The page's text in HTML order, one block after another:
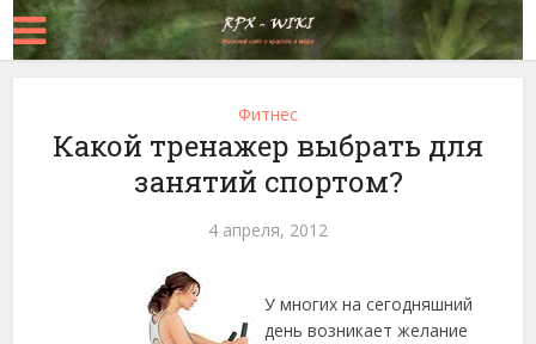
Фитнес
Какой тренажер выбрать для
занятий спортом?
4 апреля, 2012
У многих на сегодняшний
день возникает желание